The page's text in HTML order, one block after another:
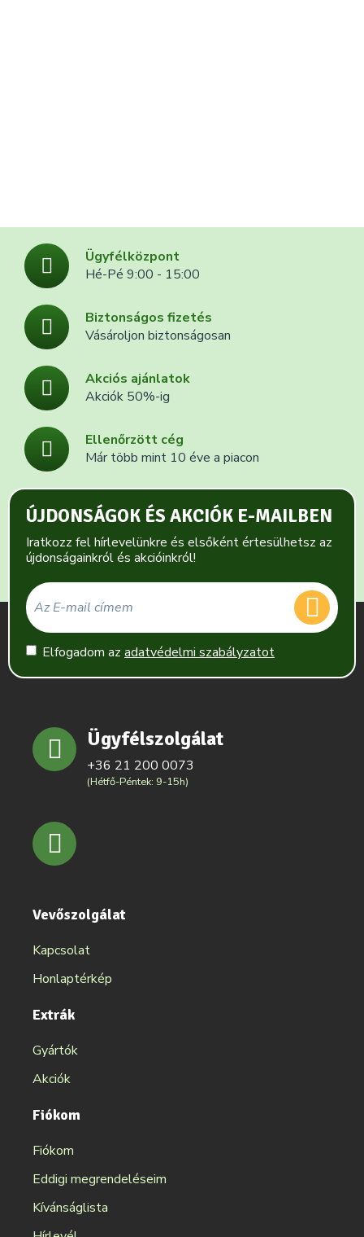
Ügyfélközpont
Hé-Pé 9:00 - 15:00
Biztonságos fizetés
Vásároljon biztonságosan
Akciós ajánlatok
Akciók 50%-ig
Ellenőrzött cég
Már több mint 10 éve a piacon
ÚJDONSÁGOK ÉS AKCIÓK E-MAILBEN
Iratkozz fel hírlevelünkre és elsőként értesülhetsz az
újdonságainkról és akcióinkról!
Elfogadom az adatvédelmi szabályzatot
Ügyfélszolgálat
+36 21 200 0073
(Hétfő-Péntek: 9-15h)
Vevőszolgálat
Kapcsolat
Honlaptérkép
Extrák
Gyártók
Akciók
Fiókom
Fiókom
Eddigi megrendeléseim
Kívánságlista